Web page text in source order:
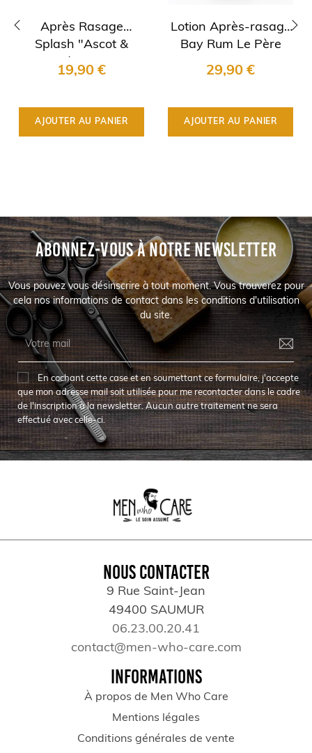
Après Rasage
Splash "Ascot &
Tweed" Ariana &
Evans
19,90 €
AJOUTER AU PANIER
Lotion Après-rasage
Bay Rum Le Père
Lucien
29,90 €
AJOUTER AU PANIER
ABONNEZ-VOUS À NOTRE NEWSLETTER
Vous pouvez vous désinscrire à tout moment. Vous trouverez pour
cela nos informations de contact dans les conditions d'utilisation
du site.
En cochant cette case et en soumettant ce formulaire, j'accepte
que mon adresse mail soit utilisée pour me recontacter dans le cadre
de l'inscription à la newsletter. Aucun autre traitement ne sera
effectué avec celle-ci.
NOUS CONTACTER
9 Rue Saint-Jean
49400 SAUMUR
06.23.00.20.41
contact@men-who-care.com
INFORMATIONS
À propos de Men Who Care
Mentions légales
Conditions générales de vente